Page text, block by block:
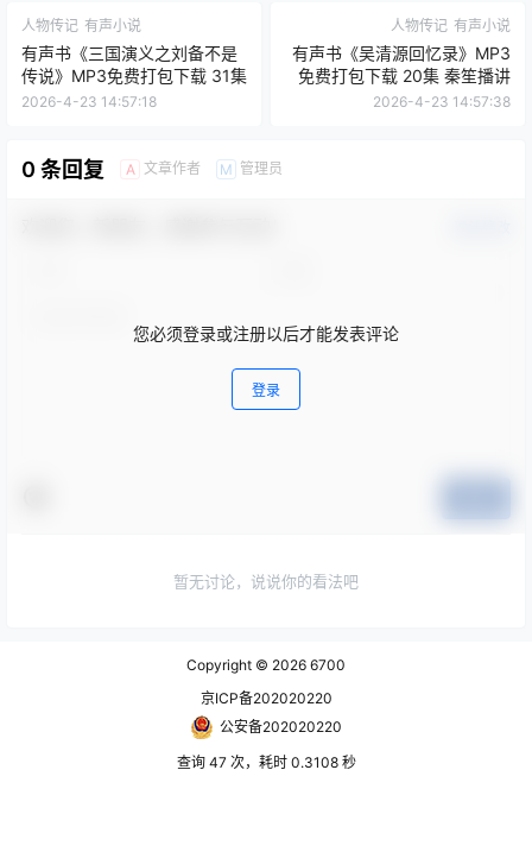
人物传记 有声小说
有声书《三国演义之刘备不是
传说》MP3免费打包下载 31集
2026-4-23 14:57:18
人物传记 有声小说
有声书《吴清源回忆录》MP3
免费打包下载 20集 秦笙播讲
2026-4-23 14:57:38
0 条回复 A 文章作者 M 管理员
您必须登录或注册以后才能发表评论
登录
暂无讨论，说说你的看法吧
Copyright © 2026 6700
京ICP备202020220
公安备202020220
查询 47 次，耗时 0.3108 秒